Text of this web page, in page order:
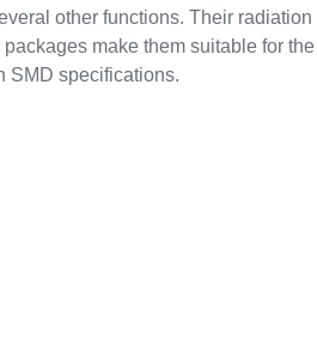
other functions. Their radiation
make them suitable for the
SMD specifications.